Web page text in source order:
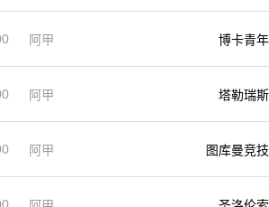
阿甲 博卡青年
阿甲 塔勒瑞斯
阿甲 图库曼竞技